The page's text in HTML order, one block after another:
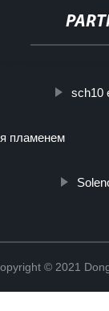
sch10
пламенем
© 2021